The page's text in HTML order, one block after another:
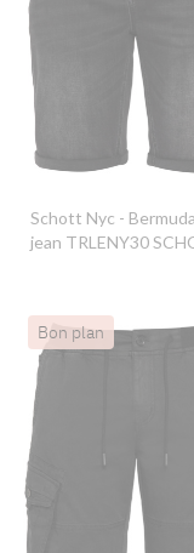
Schott Nyc -
jean TRLENY30
Bon plan